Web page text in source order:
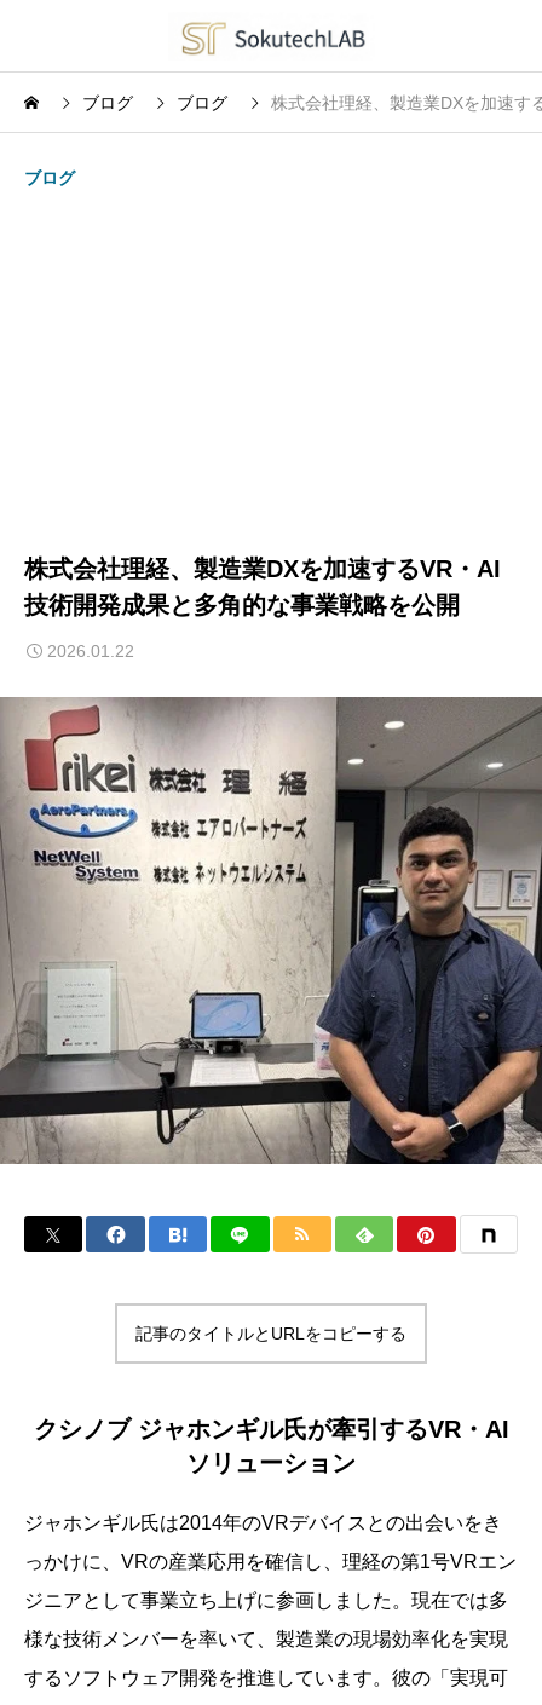
ブログ ブログ 株式会社理経、製造業DXを加速す
ブログ
株式会社理経、製造業DXを加速するVR・AI
技術開発成果と多角的な事業戦略を公開
2026.01.22
記事のタイトルとURLをコピーする
クシノブ ジャホンギル氏が牽引するVR・AI
ソリューション
ジャホンギル氏は2014年のVRデバイスとの出会いをき
っかけに、VRの産業応用を確信し、理経の第1号VRエン
ジニアとして事業立ち上げに参画しました。現在では多
様な技術メンバーを率いて、製造業の現場効率化を実現
するソフトウェア開発を推進しています。彼の「実現可